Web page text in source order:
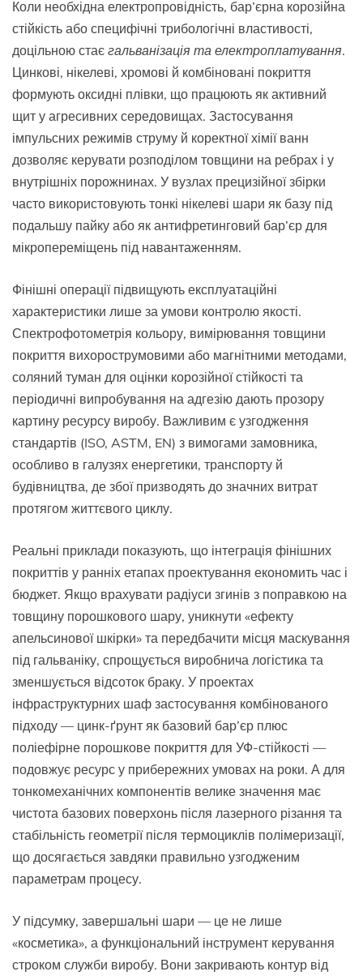
Коли необхідна електропровідність, бар’єрна корозійна
стійкість або специфічні трибологічні властивості,
доцільною стає гальванізація та електроплатування.
Цинкові, нікелеві, хромові й комбіновані покриття
формують оксидні плівки, що працюють як активний
щит у агресивних середовищах. Застосування
імпульсних режимів струму й коректної хімії ванн
дозволяє керувати розподілом товщини на ребрах і у
внутрішніх порожнинах. У вузлах прецизійної збірки
часто використовують тонкі нікелеві шари як базу під
подальшу пайку або як антифретинговий бар’єр для
мікропереміщень під навантаженням.
Фінішні операції підвищують експлуатаційні
характеристики лише за умови контролю якості.
Спектрофотометрія кольору, вимірювання товщини
покриття вихорострумовими або магнітними методами,
соляний туман для оцінки корозійної стійкості та
періодичні випробування на адгезію дають прозору
картину ресурсу виробу. Важливим є узгодження
стандартів (ISO, ASTM, EN) з вимогами замовника,
особливо в галузях енергетики, транспорту й
будівництва, де збої призводять до значних витрат
протягом життєвого циклу.
Реальні приклади показують, що інтеграція фінішних
покриттів у ранніх етапах проектування економить час і
бюджет. Якщо врахувати радіуси згинів з поправкою на
товщину порошкового шару, уникнути «ефекту
апельсинової шкірки» та передбачити місця маскування
під гальваніку, спрощується виробнича логістика та
зменшується відсоток браку. У проектах
інфраструктурних шаф застосування комбінованого
підходу — цинк-ґрунт як базовий бар’єр плюс
поліефірне порошкове покриття для УФ-стійкості —
подовжує ресурс у прибережних умовах на роки. А для
тонкомеханічних компонентів велике значення має
чистота базових поверхонь після лазерного різання та
стабільність геометрії після термоциклів полімеризації,
що досягається завдяки правильно узгодженим
параметрам процесу.
У підсумку, завершальні шари — це не лише
«косметика», а функціональний інструмент керування
строком служби виробу. Вони закривають контур від